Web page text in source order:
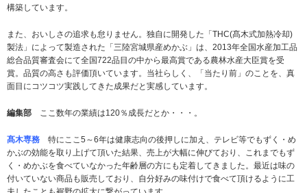
構築しています。
また、おいしさの追求も怠りません。独自に開発した「THC(髙木式加熱冷却)
製法」によって製造された「三陸宮城県産めかぶ」は、2013年全国水産加工品
総合品質審査会にて全国722品目の中から最高賞である農林水産大臣賞を受
賞。品質の高さも評価頂いています。当社らしく、「当たり前」のことを、真
面目にコツコツ実践してきた成果だと実感しています。
編集部 ここ数年の業績は120％成長だとか・・・。
髙木専務 特にここ5～6年は健康志向の後押しに加え、テレビ等でもずく・め
かぶの効能を取り上げて頂いた結果、売上が大幅に伸びており、これまでもず
く・めかぶを食べていなかった年齢層の方にも定着してきました。最近は味の
付いていない商品も販売しており、自分好みの味付けで食べて頂けるように工